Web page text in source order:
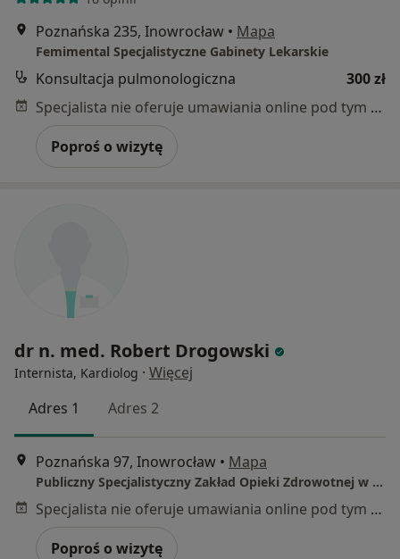
Poznańska 235, Inowrocław • Mapa
Femimental Specjalistyczne Gabinety Lekarskie
Konsultacja pulmonologiczna
300 zł
Specjalista nie oferuje umawiania online pod tym adresem.
Poproś o wizytę
dr n. med. Robert Drogowski
Internista, Kardiolog · Więcej
Adres 1
Adres 2
Poznańska 97, Inowrocław • Mapa
Publiczny Specjalistyczny Zakład Opieki Zdrowotnej w Inowrocławiu
Specjalista nie oferuje umawiania online pod tym adresem.
Poproś o wizytę